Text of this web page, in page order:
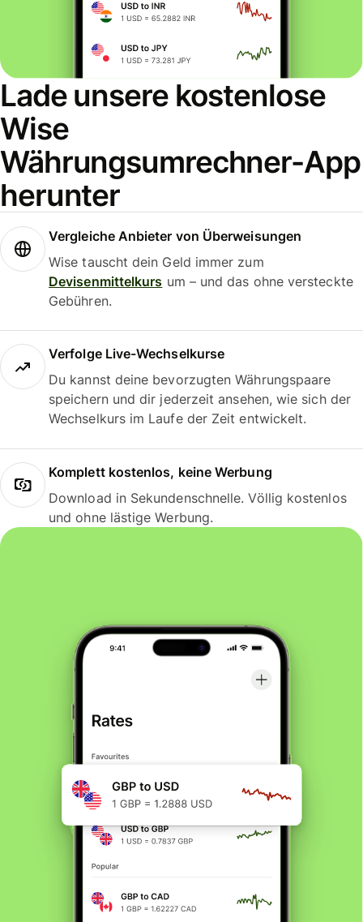
Lade unsere kostenlose
Wise
Währungsumrechner-App
herunter
Vergleiche Anbieter von Überweisungen
Wise tauscht dein Geld immer zum
Devisenmittelkurs um – und das ohne versteckte
Gebühren.
Verfolge Live-Wechselkurse
Du kannst deine bevorzugten Währungspaare
speichern und dir jederzeit ansehen, wie sich der
Wechselkurs im Laufe der Zeit entwickelt.
Komplett kostenlos, keine Werbung
Download in Sekundenschnelle. Völlig kostenlos
und ohne lästige Werbung.